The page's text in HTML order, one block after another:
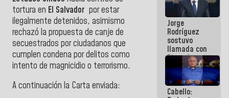
tortura en El Salvador por estar
ilegalmente detenidos, asimismo
rechazó la propuesta de canje de
secuestrados por ciudadanos que
cumplen condena por delitos como
intento de magnicidio o terrorismo.
A continuación la Carta enviada:
Venezuela"
a servidores
públicos
Jorge
Rodríguez
sostuvo
llamada con
Dinorah
Figuera y
acuerdan
primer
encuentro
Cabello: